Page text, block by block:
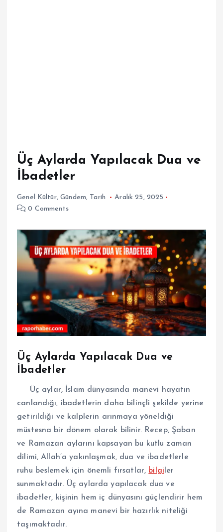
Üç Aylarda Yapılacak Dua ve
İbadetler
Genel Kültür,Gündem, Tarih
Aralık 25, 2025
0 Comments
Üç Aylarda Yapılacak Dua ve
İbadetler
Üç aylar, İslam dünyasında manevi hayatın
canlandığı, ibadetlerin daha bilinçli şekilde yerine
getirildiği ve kalplerin arınmaya yöneldiği
müstesna bir dönem olarak bilinir. Recep, Şaban
ve Ramazan aylarını kapsayan bu kutlu zaman
dilimi, Allah’a yakınlaşmak, dua ve ibadetlerle
ruhu beslemek için önemli fırsatlar, bilgi ler
sunmaktadır. Üç aylarda yapılacak dua ve
ibadetler, kişinin hem iç dünyasını güçlendirir hem
de Ramazan ayına manevi bir hazırlık niteliği
taşımaktadır.